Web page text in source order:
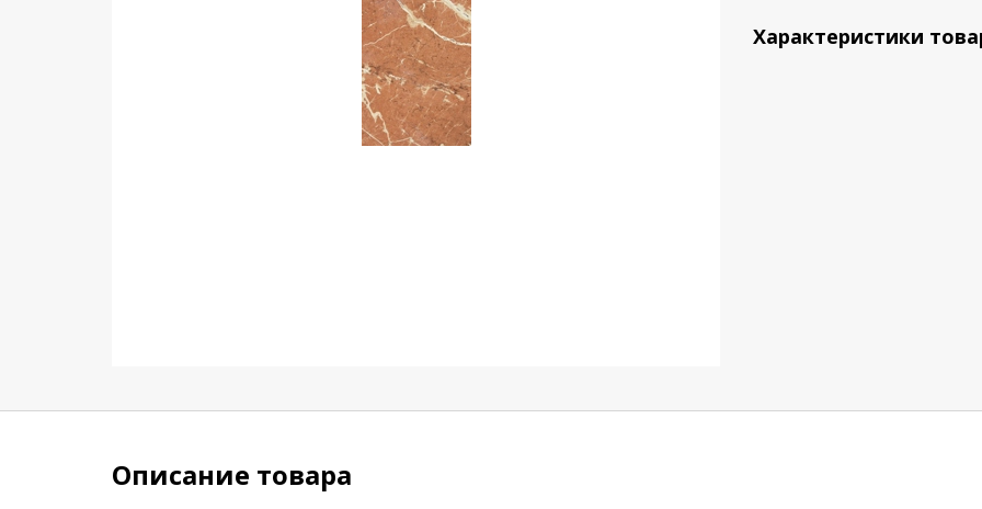
Характеристики
Описание товара